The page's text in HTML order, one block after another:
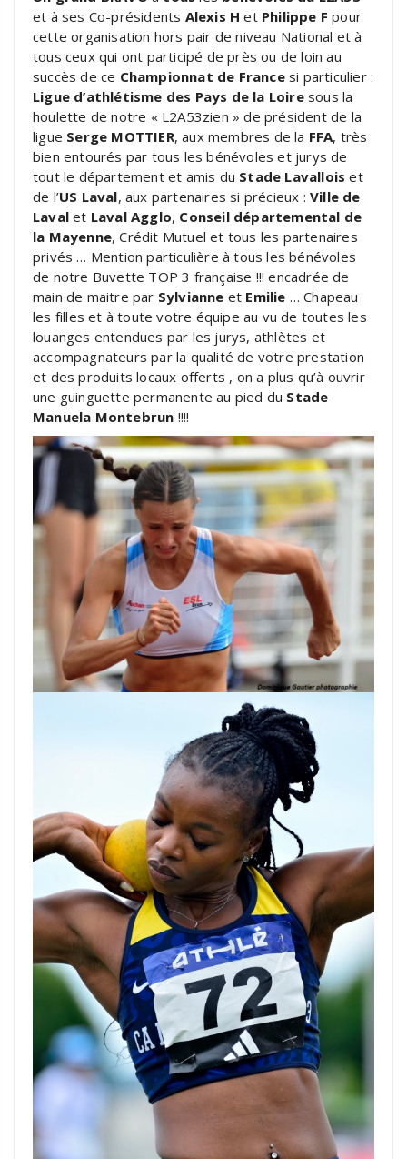
et à ses Co-présidents Alexis H et Philippe F pour
cette organisation hors pair de niveau National et à
tous ceux qui ont participé de près ou de loin au
succès de ce Championnat de Francesi particulier :
Ligue d’athlétisme des Pays de la Loiresous la
houlette de notre « L2A53zien » de président de la
ligue Serge MOTTIER, aux membres de la FFA, très
bien entourés par tous les bénévoles et jurys de
tout le département et amis du Stade Lavallois et
de l’US Laval, aux partenaires si précieux :Ville de
Laval et Laval Agglo, Conseil départemental de
la Mayenne, Crédit Mutuel et tous les partenaires
privés … Mention particulière à tous les bénévoles
de notre Buvette TOP 3 française !!! encadrée de
main de maitre par Sylvianne et Emilie … Chapeau
les filles et à toute votre équipe au vu de toutes les
louanges entendues par les jurys, athlètes et
accompagnateurs par la qualité de votre prestation
et des produits locaux offerts , on a plus qu’à ouvrir
une guinguette permanente au pied du Stade
Manuela Montebrun !!!!